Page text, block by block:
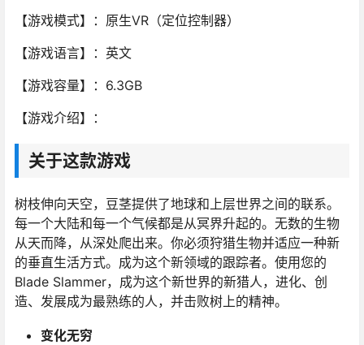
【游戏模式】：原生VR（定位控制器）
【游戏语言】：英文
【游戏容量】：6.3GB
【游戏介绍】：
关于这款游戏
树枝伸向天空，豆茎提供了地球和上层世界之间的联系。
每一个大陆和每一个气候都是从冥界升起的。无数的生物
从天而降，从深处爬出来。你必须狩猎生物并适应一种新
的垂直生活方式。成为这个新领域的跟踪者。使用您的
Blade Slammer，成为这个新世界的新猎人，进化、创
造、发展成为最熟练的人，并击败树上的精神。
变化无穷